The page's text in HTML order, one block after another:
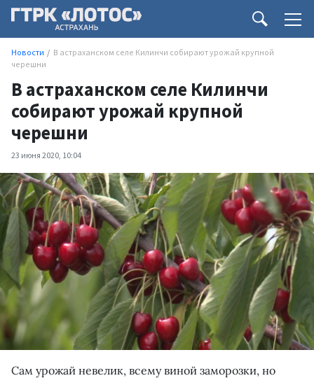
Новости
В астраханском селе Килинчи собирают урожай крупной
черешни
В астраханском селе Килинчи
собирают урожай крупной
черешни
23 июня 2020, 10:04
Сам урожай невелик, всему виной заморозки, но